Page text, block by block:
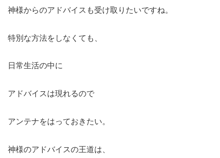
神様からのアドバイスも受け取りたいですね。
特別な方法をしなくても、
日常生活の中に
アドバイスは現れるので
アンテナをはっておきたい。
神様のアドバイスの王道は、